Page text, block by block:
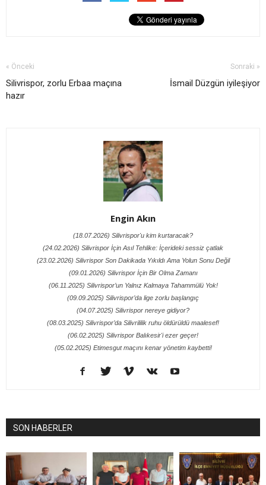
« Önceki
Silivrispor, zorlu Erbaa maçına
hazır
Sonraki »
İsmail Düzgün iyileşiyor
Engin Akın
(18.07.2026) Silivrispor'u kim kurtaracak?
(24.02.2026) Silivrispor İçin Asıl Tehlike: İçerideki sessiz çatlak
(23.02.2026) Silivrispor Son Dakikada Yıkıldı Ama Yolun Sonu Değil
(09.01.2026) Silivrispor İçin Bir Olma Zamanı
(06.11.2025) Silivrispor’un Yalnız Kalmaya Tahammülü Yok!
(09.09.2025) Silivrispor’da lige zorlu başlangıç
(04.07.2025) Silivrispor nereye gidiyor?
(08.03.2025) Silivrispor’da Silivrililik ruhu öldürüldü maalesef!
(06.02.2025) Silivrispor Balıkesir'i ezer geçer!
(05.02.2025) Etimesgut maçını kenar yönetim kaybetti!
SON HABERLER